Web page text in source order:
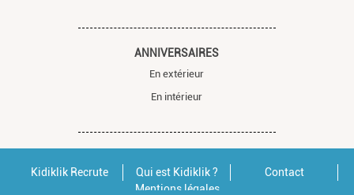
ANNIVERSAIRES
En extérieur
En intérieur
Kidiklik Recrute Qui est Kidiklik ?
Contact
Mentions légales